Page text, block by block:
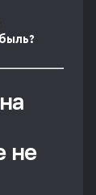
не